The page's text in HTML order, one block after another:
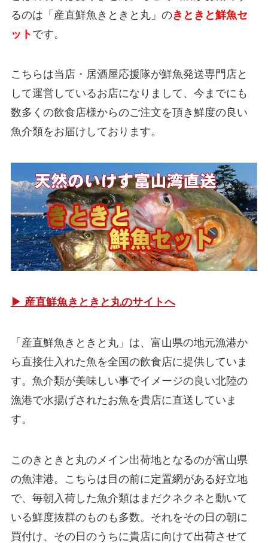
るのは「産直鮮魚きときと丸」のきときと鮮魚セ
ット です。
こちらは当店・居酒屋応援隊が鮮魚発送専門店と
して運営しているお店になりまして、今までにも
数多くの飲食店様からのご注文を頂き鮮度の良い
魚介類をお届けしております。
▶ 産直鮮魚きときと丸のサイトへ
「産直鮮魚きときと丸」は、富山県の地元漁港か
ら直接仕入れた魚を全国の飲食店に提供していま
す。魚介類が美味しい事でイメージの良い北陸の
漁港で水揚げされたお魚を貴店に直送していま
す。
このきときと丸のメイン出荷地となるのが富山県
の魚津港。こちらは目の前に定置網がある好立地
で、毎朝入荷した魚介類はまだクネクネと動いて
いる鮮度抜群のものも多数。それをその日の朝に
買付け、その日のうちに貴店に向けて出荷させて